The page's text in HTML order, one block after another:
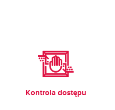
Kontrola dostępu